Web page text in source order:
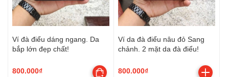
Ví đà điểu dáng ngang. Da
bắp lớn đẹp chất!
800.000₫
Ví da đà điểu nâu đỏ Sang
chảnh. 2 mặt da đà điểu!
800.000₫